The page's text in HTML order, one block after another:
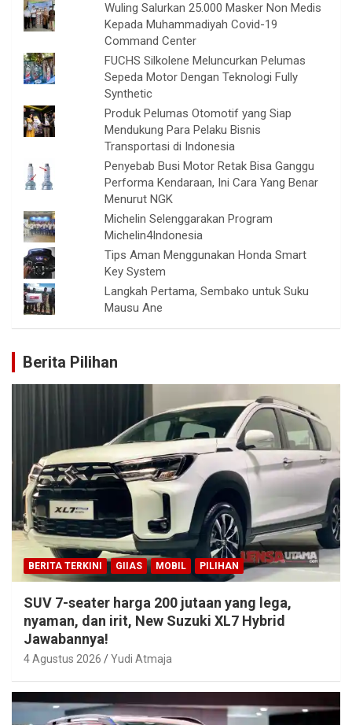
Wuling Salurkan 25.000 Masker Non Medis
Kepada Muhammadiyah Covid-19
Command Center
FUCHS Silkolene Meluncurkan Pelumas
Sepeda Motor Dengan Teknologi Fully
Synthetic
Produk Pelumas Otomotif yang Siap
Mendukung Para Pelaku Bisnis
Transportasi di Indonesia
Penyebab Busi Motor Retak Bisa Ganggu
Performa Kendaraan, Ini Cara Yang Benar
Menurut NGK
Michelin Selenggarakan Program
Michelin4Indonesia
Tips Aman Menggunakan Honda Smart
Key System
Langkah Pertama, Sembako untuk Suku
Mausu Ane
Berita Pilihan
BERITA TERKINI GIIAS MOBIL PILIHAN
SUV 7-seater harga 200 jutaan yang lega,
nyaman, dan irit, New Suzuki XL7 Hybrid
Jawabannya!
4 Agustus 2026 Yudi Atmaja